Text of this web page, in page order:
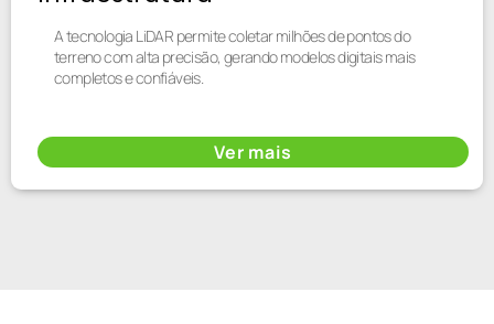
A tecnologia LiDAR permite coletar milhões de pontos do
terreno com alta precisão, gerando modelos digitais mais
completos e confiáveis.
Ver mais